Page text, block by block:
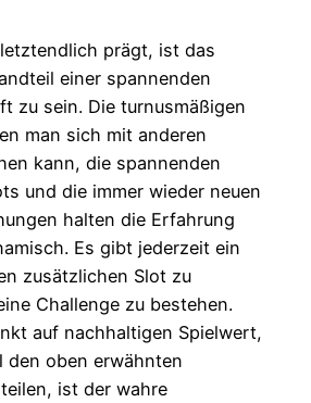
prägt, ist das
einer spannenden
zu sein. Die turnusmäßigen
man sich mit anderen
kann, die spannenden
und die immer wieder neuen
halten die Erfahrung
Es gibt jederzeit ein
zusätzlichen Slot zu
Challenge zu bestehen.
auf nachhaltigen Spielwert,
den oben erwähnten
ist der wahre